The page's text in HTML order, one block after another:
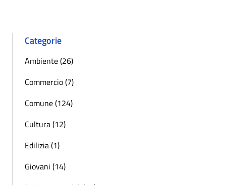
Categorie
Ambiente (26)
Commercio (7)
Comune (124)
Cultura (12)
Edilizia (1)
Giovani (14)